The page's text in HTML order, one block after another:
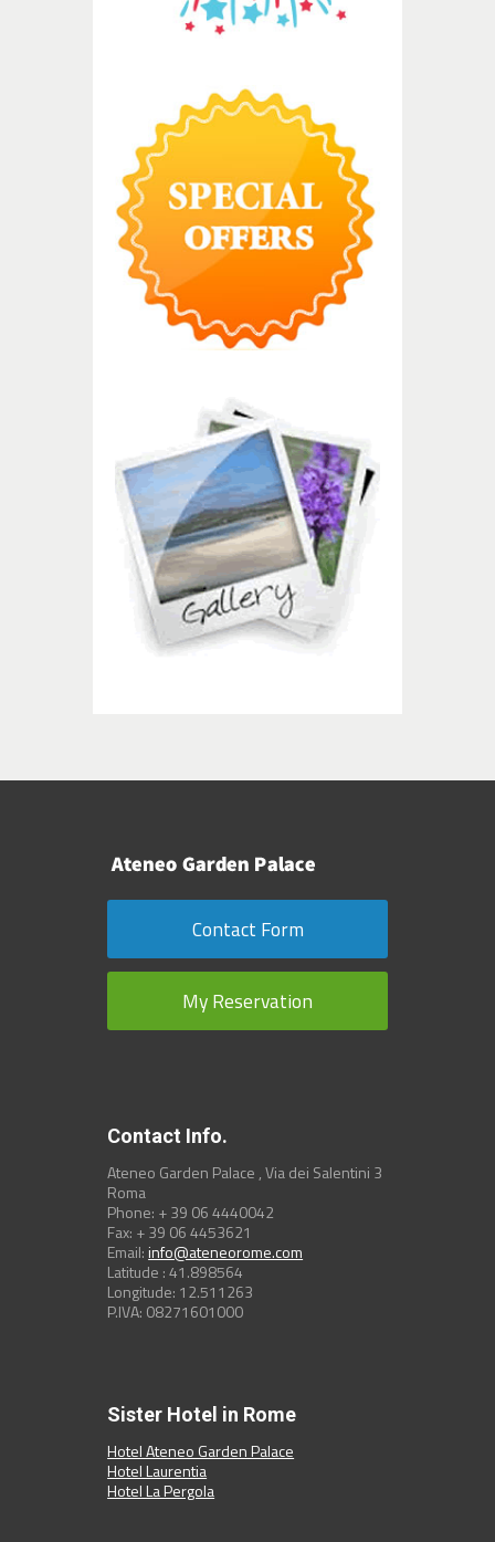
Contact Form
My Reservation
Contact Info.
Ateneo Garden Palace , Via dei Salentini 3
Roma
Phone: + 39 06 4440042
Fax: + 39 06 4453621
Email:info@ateneorome.com
Latitude : 41.898564
Longitude: 12.511263
P.IVA: 08271601000
Sister Hotel in Rome
Hotel Ateneo Garden Palace
Hotel Laurentia
Hotel La Pergola